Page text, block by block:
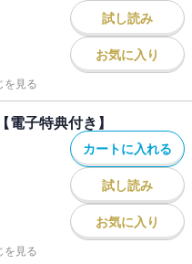
試し読み
お気に入り
を見る
電子特典付き】
カートに入れる
試し読み
お気に入り
を見る